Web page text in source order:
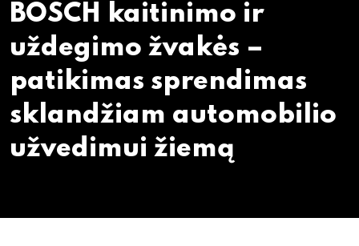
BOSCH kaitinimo ir
uždegimo žvakės –
patikimas sprendimas
sklandžiam automobilio
užvedimui žiemą